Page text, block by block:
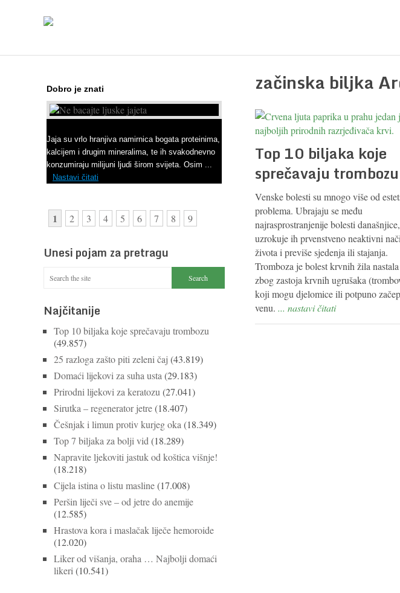
začinska biljka
Top 10 biljaka koje
sprečavaju trombozu
Venske bolesti su mnogo više od
problema. Ubrajaju se među
najrasprostranjenije bolesti
uzrokuje ih prvenstveno neaktivni
života i previše sjedenja ili stajanja.
Tromboza je bolest krvnih žila nastala
zbog zastoja krvnih ugrušaka
koji mogu djelomice ili potpuno
venu.... nastavi čitati
Dobro je znati
Jaja su vrlo hranjiva namirnica bogata proteinima,
kalcijem i drugim mineralima, te ih svakodnevno
konzumiraju milijuni ljudi širom svijeta. Osim ...
Nastavi čitati
1 2 3 4 5 6 7 8 9
Unesi pojam za pretragu
Najčitanije
Top 10 biljaka koje sprečavaju trombozu
(49.857)
25 razloga zašto piti zeleni čaj (43.819)
Domaći lijekovi za suha usta (29.183)
Prirodni lijekovi za keratozu (27.041)
Sirutka – regenerator jetre(18.407)
Češnjak i limun protiv kurjeg oka (18.349)
Top 7 biljaka za bolji vid (18.289)
Napravite ljekoviti jastuk od koštica višnje!
(18.218)
Cijela istina o listu masline(17.008)
Peršin liječi sve – od jetre do anemije
(12.585)
Hrastova kora i maslačak liječe hemoroide
(12.020)
Liker od višanja, oraha … Najbolji domaći
likeri (10.541)